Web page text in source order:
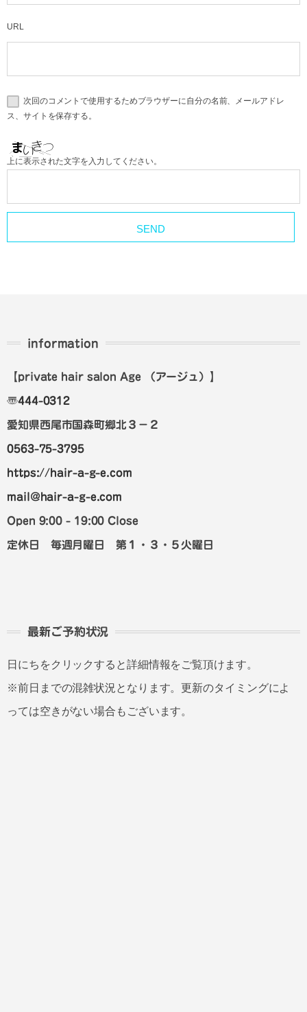
URL
次回のコメントで使用するためブラウザーに自分の名前、メールアドレ
ス、サイトを保存する。
上に表示された文字を入力してください。
information
【private hair salon Age （アージュ） 】
〠444-0312
愛知県西尾市国森町郷北３－２
0563-75-3795
https://hair-a-g-e.com
mail@hair-a-g-e.com
Open 9:00 - 19:00 Close
定休日 毎週月曜日 第１・３・５火曜日
最新ご予約状況
日にちをクリックすると詳細情報をご覧頂けます。
※前日までの混雑状況となります。更新のタイミングによ
っては空きがない場合もございます。